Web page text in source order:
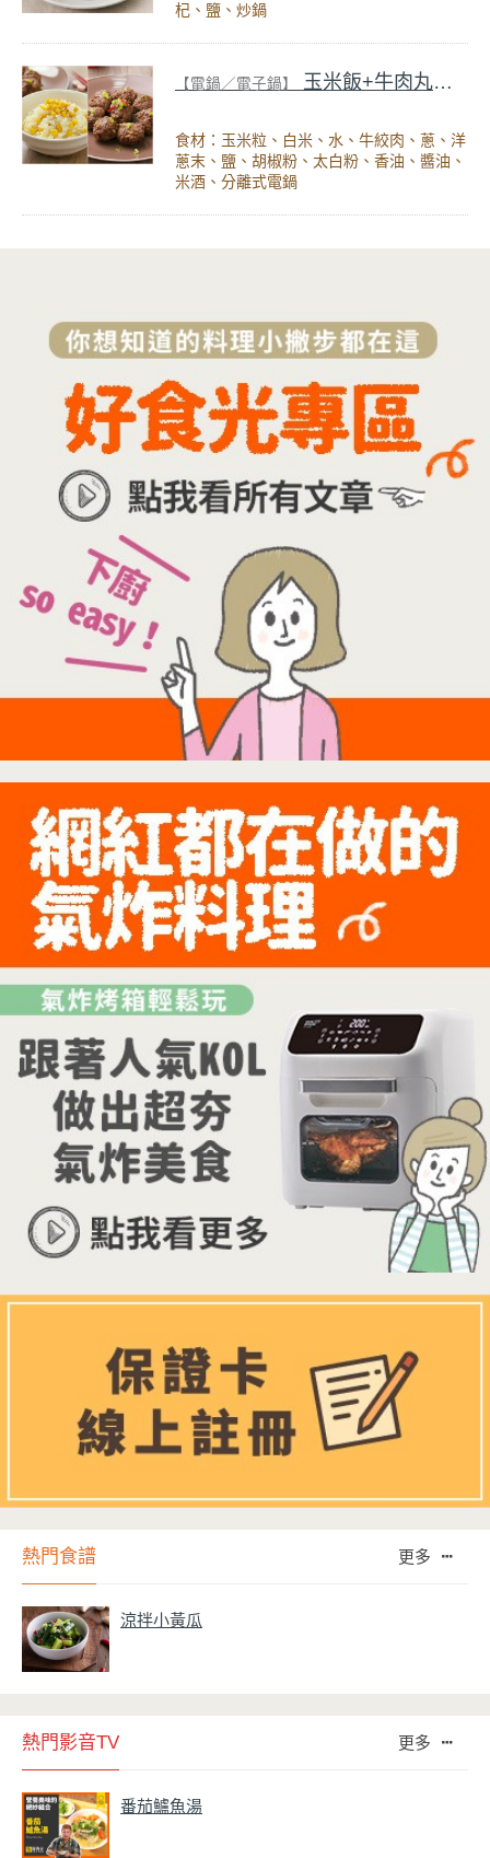
杞、鹽、炒鍋
【電鍋／電子鍋】 玉米飯+牛肉丸子 (一鍋二菜)
食材：玉米粒、白米、水、牛絞肉、蔥、洋
蔥末、鹽、胡椒粉、太白粉、香油、醬油、
米酒、分離式電鍋
熱門食譜 更多
涼拌小黃瓜
熱門影音TV 更多
番茄鱸魚湯